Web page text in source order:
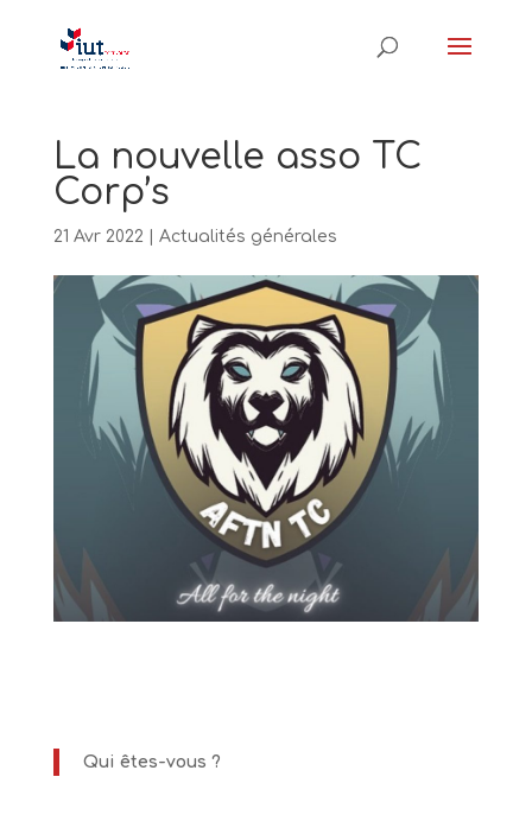
La nouvelle asso TC
Corp’s
21 Avr 2022 Actualités générales
Qui êtes-vous ?